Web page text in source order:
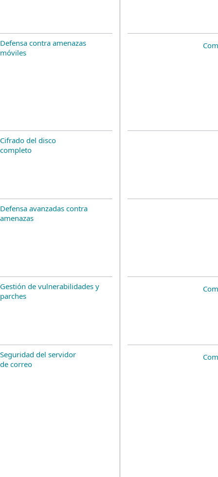
Defensa contra amenazas
móviles
Cifrado del disco
completo
Defensa avanzadas contra
amenazas
Gestión de vulnerabilidades y
parches
Seguridad del servidor
de correo